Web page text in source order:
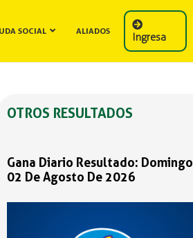
SOCIAL ALIADOS Ingresa
OTROS RESULTADOS
Gana Diario Resultado: Domingo
02 De Agosto De 2026